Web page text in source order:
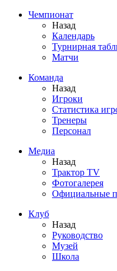
Чемпионат
Назад
Календарь
Турнирная
Матчи
Команда
Назад
Игроки
Статистика
Тренеры
Персонал
Медиа
Назад
Трактор TV
Фотогалерея
Официальные
Клуб
Назад
Руководство
Музей
Школа